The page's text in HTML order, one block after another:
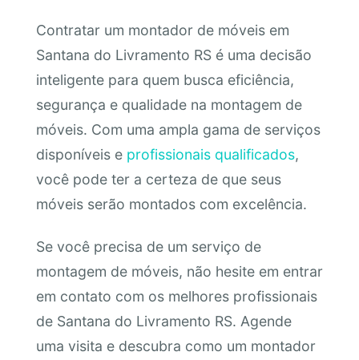
Contratar um montador de móveis em
Santana do Livramento RS é uma decisão
inteligente para quem busca eficiência,
segurança e qualidade na montagem de
móveis. Com uma ampla gama de serviços
disponíveis e profissionais qualificados,
você pode ter a certeza de que seus
móveis serão montados com excelência.
Se você precisa de um serviço de
montagem de móveis, não hesite em entrar
em contato com os melhores profissionais
de Santana do Livramento RS. Agende
uma visita e descubra como um montador